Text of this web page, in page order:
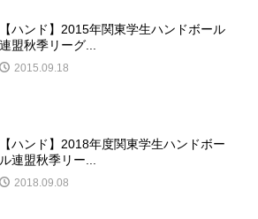
【ハンド】2015年関東学生ハンドボール
連盟秋季リーグ...
2015.09.18
【ハンド】2018年度関東学生ハンドボー
ル連盟秋季リー...
2018.09.08